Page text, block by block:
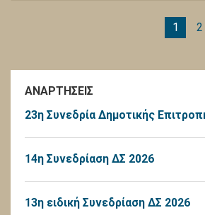
1 2
ΑΝΑΡΤΗΣΕΙΣ
23η Συνεδρία Δημοτικής
14η Συνεδρίαση ΔΣ 2026
13η ειδική Συνεδρίαση ΔΣ 2026